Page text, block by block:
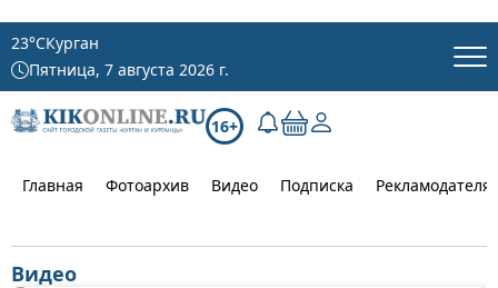
23°CКурган
Пятница, 7 августа 2026 г.
16+
Главная Фотоархив Видео Подписка
Видео